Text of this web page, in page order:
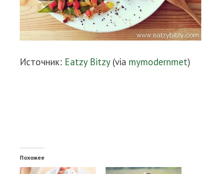
Источник: Eatzy Bitzy(via mymodernmet)
Похожее